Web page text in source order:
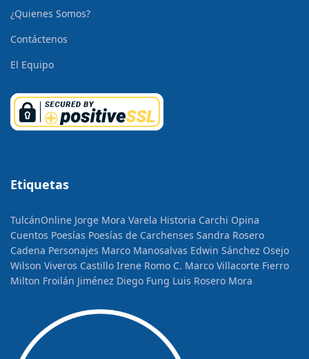
¿Quienes Somos?
Contáctenos
El Equipo
Etiquetas
TulcánOnline Jorge Mora Varela Historia Carchi Opina
Cuentos Poesías Poesías de Carchenses Sandra Rosero
Cadena Personajes Marco Manosalvas Edwin Sánchez Osejo
Wilson Viveros Castillo Irene Romo C. Marco Villacorte Fierro
Milton Froilán Jiménez Diego Fung Luis Rosero Mora